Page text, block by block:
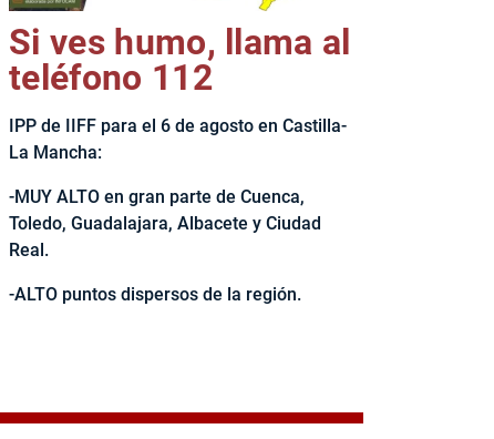
Si ves humo, llama al
teléfono 112
IPP de IIFF para el 6 de agosto en Castilla-
La Mancha:
-MUY ALTO en gran parte de Cuenca,
Toledo, Guadalajara, Albacete y Ciudad
Real.
-ALTO puntos dispersos de la región.